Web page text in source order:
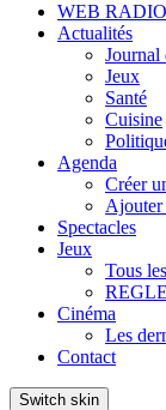
WEB RADIO
Actualités
Journal
Jeux
Santé
Cuisine
Agenda
Créer
Ajouter
Spectacles
Jeux
Tous
Cinéma
Les
Contact
Switch skin